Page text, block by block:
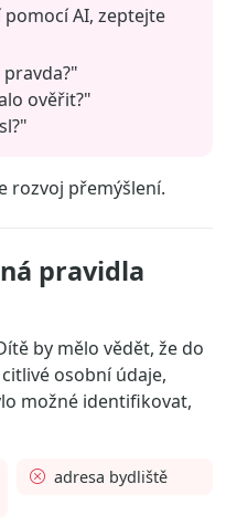
AI, zeptejte
pravda?"
ověřit?"
rozvoj přemýšlení.
pravidla
by mělo vědět, že do
osobní údaje,
možné identifikovat,
adresa bydliště